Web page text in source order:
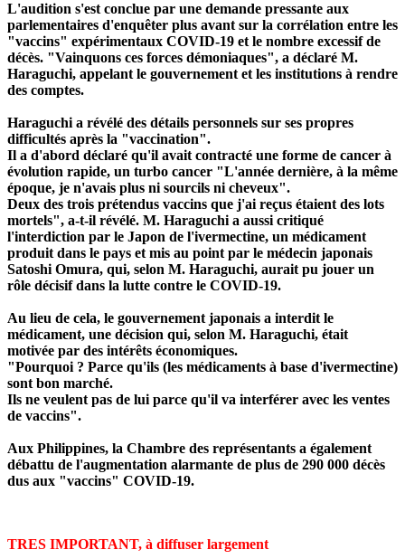
L'audition s'est conclue par une demande pressante aux
parlementaires d'enquêter plus avant sur la corrélation entre les
"vaccins" expérimentaux COVID-19 et le nombre excessif de
décès. "Vainquons ces forces démoniaques", a déclaré M.
Haraguchi, appelant le gouvernement et les institutions à rendre
des comptes.
Haraguchi a révélé des détails personnels sur ses propres
difficultés après la "vaccination".
Il a d'abord déclaré qu'il avait contracté une forme de cancer à
évolution rapide, un turbo cancer "L'année dernière, à la même
époque, je n'avais plus ni sourcils ni cheveux".
Deux des trois prétendus vaccins que j'ai reçus étaient des lots
mortels", a-t-il révélé. M. Haraguchi a aussi critiqué
l'interdiction par le Japon de l'ivermectine, un médicament
produit dans le pays et mis au point par le médecin japonais
Satoshi Omura, qui, selon M. Haraguchi, aurait pu jouer un
rôle décisif dans la lutte contre le COVID-19.
Au lieu de cela, le gouvernement japonais a interdit le
médicament, une décision qui, selon M. Haraguchi, était
motivée par des intérêts économiques.
"Pourquoi ? Parce qu'ils (les médicaments à base d'ivermectine)
sont bon marché.
Ils ne veulent pas de lui parce qu'il va interférer avec les ventes
de vaccins".
Aux Philippines, la Chambre des représentants a également
débattu de l'augmentation alarmante de plus de 290 000 décès
dus aux "vaccins" COVID-19.
TRES IMPORTANT, à diffuser largement